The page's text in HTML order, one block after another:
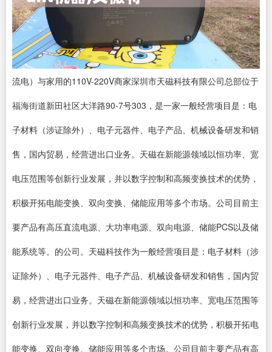
流电）与家用的110V-220V商家深圳市天磁科技有限公司总部位于
福海街道新田社区大洋路90-7号303，是一家一般经营项目是：电
子材料（涉证除外）、电子元器件、电子产品、机械设备研发和销
售，国内贸易，经营进出口业务。天磁在新能源领域以恒功率、宽
电压范围等创新行业发展，并以数字控制和高频变换技术的优势，
积极开拓电能变换、双向变换、储能应用等多个市场。公司目前主
要产品有高压直流电源、大功率电源、双向电源、储能PCS以及储
能系统等。的公司。天磁科技作为一般经营项目是：电子材料（涉
证除外）、电子元器件、电子产品、机械设备研发和销售，国内贸
易，经营进出口业务。天磁在新能源领域以恒功率、宽电压范围等
创新行业发展，并以数字控制和高频变换技术的优势，积极开拓电
能变换、双向变换、储能应用等多个市场。公司目前主要产品有高